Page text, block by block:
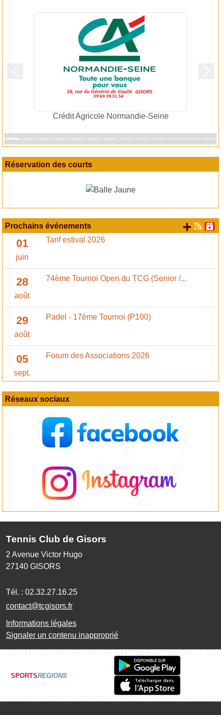
Crédit Agricole Normandie-Seine
Réservation des courts
Prochains événements
01
juin
Tarif estival 2026
28
août
74ème Tournoi Open du TCG (Senior /...
29
août
Padel - 17ème Tournoi (P100)
05
sept.
Forum des Associations 2026
+
Réseaux sociaux
Tennis Club de Gisors
2 Avenue Victor Hugo
27140 GISORS
Tél. : 02.32.27.16.25
contact@tcgisors.fr
Informations légales
Signaler un contenu inapproprié
SPORTSREGIONS